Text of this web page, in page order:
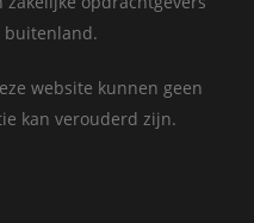
buitenland.
website kunnen geen
kan verouderd zijn.